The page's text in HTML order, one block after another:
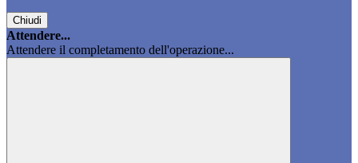
Chiudi
Attendere...
Attendere il completamento dell'operazione...